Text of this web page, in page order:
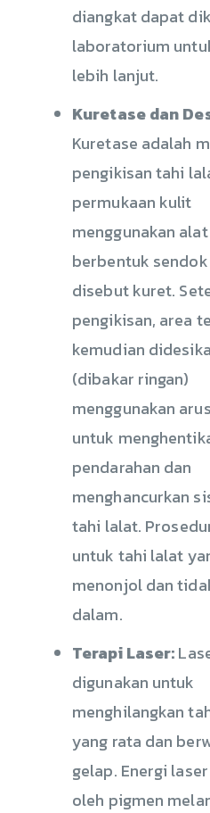
diangkat dapat
laboratorium
lebih lanjut.
Kuretase dan
Kuretase adalah
pengikisan tahi
permukaan kulit
menggunakan
berbentuk
disebut kuret.
pengikisan, area
kemudian
(dibakar ringan)
menggunakan
untuk
pendarahan dan
menghancurkan
tahi lalat.
untuk tahi lalat
menonjol dan
dalam.
Terapi Laser:
digunakan untuk
menghilangkan
yang rata dan
gelap. Energi
oleh pigmen